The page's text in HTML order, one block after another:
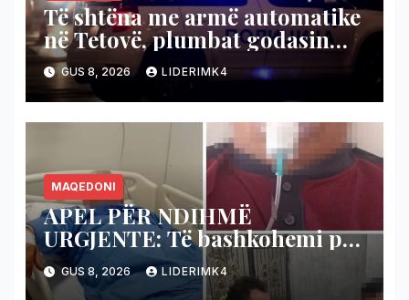
Të shtëna me armë automatike
në Tetovë, plumbat godasin
shtëpinë dhe veturën e një 48-
vjeçari
GUS 8, 2026 LIDERIMK4
MAQEDONI
APEL PËR NDIHMË
URGJENTE: Të bashkohemi për
shpëtimin e veteranit
kumanovar të dy luftërave
GUS 8, 2026 LIDERIMK4